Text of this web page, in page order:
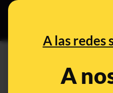
A las redes
A
Qué